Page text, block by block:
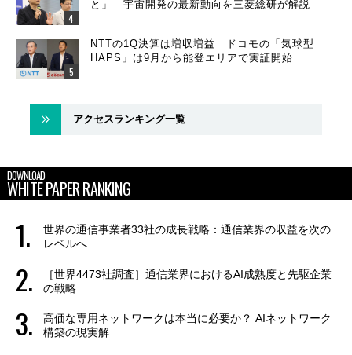
と」 宇宙開発の最新動向を三菱総研が解説
NTTの1Q決算は増収増益 ドコモの「気球型
HAPS」は9月から能登エリアで実証開始
アクセスランキング一覧
DOWNLOAD
WHITE PAPER RANKING
世界の通信事業者33社の成長戦略：通信業界の収益を次の
レベルへ
［世界4473社調査］通信業界におけるAI成熟度と先駆企業
の戦略
高価な専用ネットワークは本当に必要か？ AIネットワーク
構築の現実解